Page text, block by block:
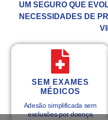
UM SEGURO QUE
NECESSIDADES DE
SEM EXAMES
MÉDICOS
Adesão simplificada sem
exclusões por doença